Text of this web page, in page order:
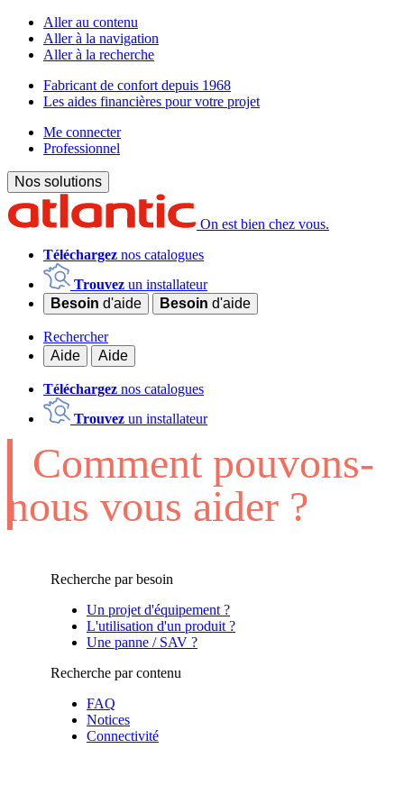
Aller au contenu
Aller à la navigation
Aller à la recherche
Fabricant de confort depuis 1968
Les aides financières pour votre projet
Me connecter
Professionnel
Nos solutions
On est bien chez vous.
Téléchargez nos catalogues
Trouvez un installateur
Besoin d'aide Besoin d'aide
Rechercher
Aide
Aide
Téléchargez nos catalogues
Trouvez un installateur
Comment pouvons-
nous vous aider ?
Recherche par besoin
Un projet d'équipement ?
L'utilisation d'un produit ?
Une panne / SAV ?
Recherche par contenu
FAQ
Notices
Connectivité